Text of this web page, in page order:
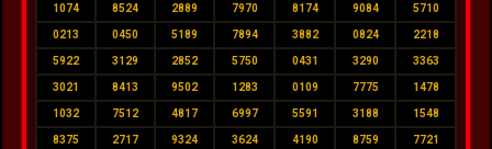
1074 8524 2889 7970 8174 9084 5710
0213 0450 5189 7894 3882 0824 2218
5922 3129 2852 5750 0431 3290 3363
3021 8413 9502 1283 0109 7775 1478
1032 7512 4817 6997 5591 3188 1548
8375 2717 9324 3624 4190 8759 7721